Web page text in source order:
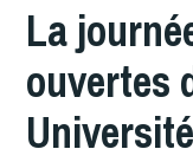
La
ouvertes
Université